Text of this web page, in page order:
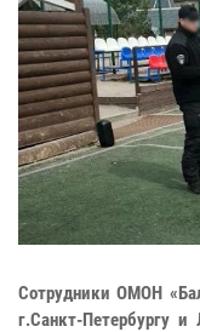
Сотрудники ОМОН
г.Санкт-Петербургу и